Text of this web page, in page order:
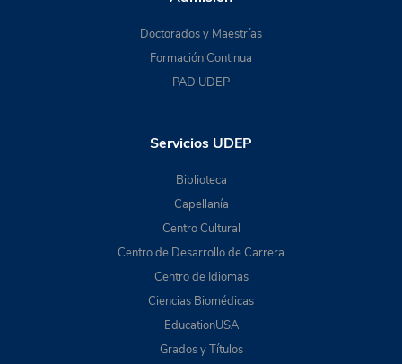
Doctorados y Maestrías
Formación Continua
PAD UDEP
Servicios UDEP
Biblioteca
Capellanía
Centro Cultural
Centro de Desarrollo de Carrera
Centro de Idiomas
Ciencias Biomédicas
EducationUSA
Grados y Títulos